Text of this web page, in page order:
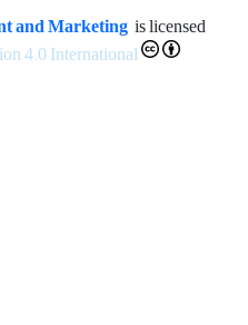
and Marketing is licensed
4.0 International